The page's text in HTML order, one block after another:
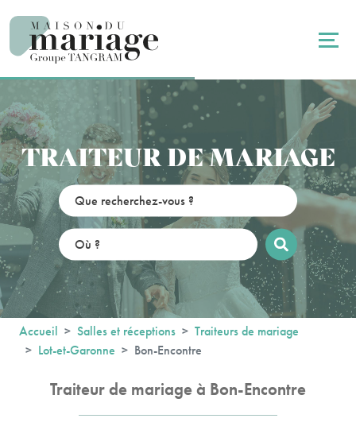
TRAITEUR DE MARIAGE
Accueil Salles et réceptions
Traiteurs de mariage
Lot-et-Garonne
Bon-Encontre
Traiteur de mariage à Bon-Encontre